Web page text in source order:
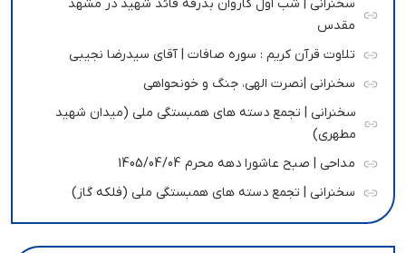
سخنرانی | شب اول کاروان بدرقه قائد شهید در مشهد
مقدس
تلاوت قرآن کریم : سوره صافات | آقای سیدرضا نجیبی
سخنرانی |نصرت الهی، جنگ و خونحواهی
سخنرانی | تجمع دسته های همبستگی ملی (میدان شهید
مطهری)
مداحی | صبح عاشورا دهه محرم 1405/04/04
سخنرانی | تجمع دسته های همبستگی ملی (فلکه گاز)